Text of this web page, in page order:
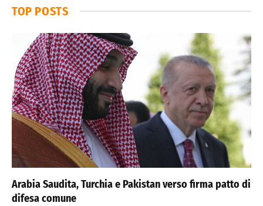
TOP POSTS
Arabia Saudita, Turchia e Pakistan verso firma patto di
difesa comune